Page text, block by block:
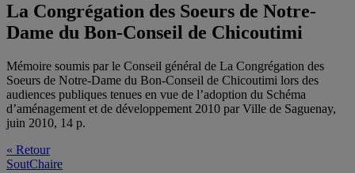
La Congrégation des Soeurs de Notre-
Dame du Bon-Conseil de Chicoutimi
Mémoire soumis par le Conseil général de La Congrégation des
Soeurs de Notre-Dame du Bon-Conseil de Chicoutimi lors des
audiences publiques tenues en vue de l’adoption du Schéma
d’aménagement et de développement 2010 par Ville de Saguenay,
juin 2010, 14 p.
« Retour
SoutChaire